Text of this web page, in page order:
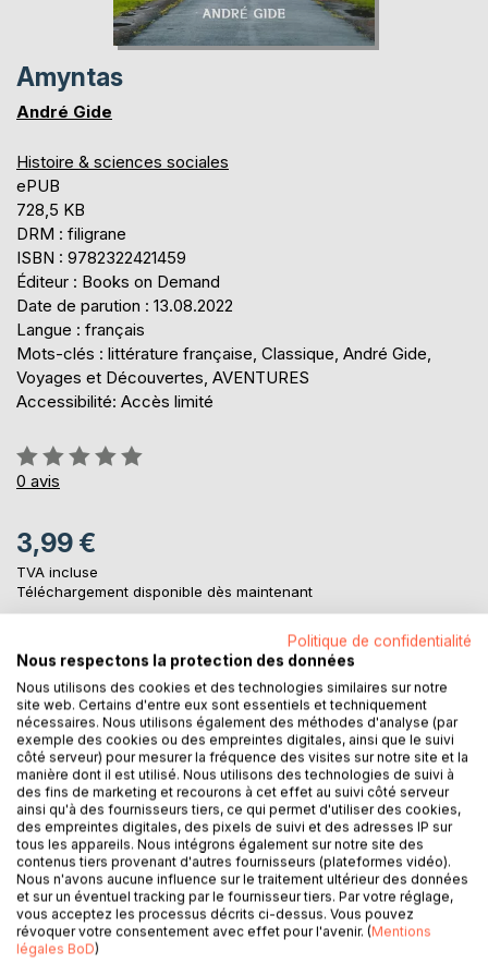
Amyntas
André Gide
Histoire & sciences sociales
ePUB
728,5 KB
DRM : filigrane
ISBN : 9782322421459
Éditeur : Books on Demand
Date de parution : 13.08.2022
Langue : français
Mots-clés : littérature française, Classique, André Gide,
Voyages et Découvertes, AVENTURES
Accessibilité: Accès limité
Évaluation:
0%
0 avis
3,99 €
TVA incluse
Téléchargement disponible dès maintenant
AJOUTER AU PANIER
Ajouter à ma liste d'envies
Laisser un avis
DESCRIPTION
Politique de confidentialité
Nous respectons la protection des données
Nous utilisons des cookies et des technologies similaires sur notre
site web. Certains d'entre eux sont essentiels et techniquement
nécessaires. Nous utilisons également des méthodes d'analyse (par
exemple des cookies ou des empreintes digitales, ainsi que le suivi
côté serveur) pour mesurer la fréquence des visites sur notre site et la
manière dont il est utilisé. Nous utilisons des technologies de suivi à
des fins de marketing et recourons à cet effet au suivi côté serveur
ainsi qu'à des fournisseurs tiers, ce qui permet d'utiliser des cookies,
des empreintes digitales, des pixels de suivi et des adresses IP sur
tous les appareils. Nous intégrons également sur notre site des
contenus tiers provenant d'autres fournisseurs (plateformes vidéo).
Nous n'avons aucune influence sur le traitement ultérieur des données
et sur un éventuel tracking par le fournisseur tiers. Par votre réglage,
vous acceptez les processus décrits ci-dessus. Vous pouvez
révoquer votre consentement avec effet pour l'avenir. (Mentions
légales BoD)